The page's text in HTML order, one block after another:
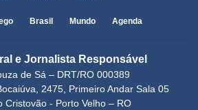
Brasil Mundo Agenda
e Jornalista Responsável
de Sá – DRT/RO 000389
2475, Primeiro Andar Sala 05
Cristovão - Porto Velho – RO